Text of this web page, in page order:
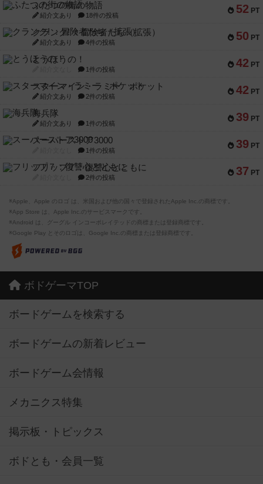
52 PT
ふたつの街の物語
紹介文あり 18件の投稿
50 PT
クランク! ：冒険者たち（拡張）
紹介文あり 4件の投稿
42 PT
とうほうの！
1件の投稿
42 PT
スターマイン・ラミー ポケット
紹介文あり 2件の投稿
39 PT
海兵隊
紹介文あり 1件の投稿
39 PT
スーパーストア3000
1件の投稿
37 PT
フリップ７：復讐心とともに
2件の投稿
※Apple、Apple のロゴ は、米国および他の国々で登録されたApple Inc.の商標です。
※App Store は、Apple Inc.のサービスマークです。
※Android は、グーグル インコーポレイテッドの商標または登録商標です。
※Google Play とそのロゴは、Google Inc.の商標または登録商標です。
ボドゲーマTOP
ボードゲームを検索する
ボードゲームの新着レビュー
ボードゲーム会情報
メカニクス特集
掲示板・トピックス
ボドとも・会員一覧